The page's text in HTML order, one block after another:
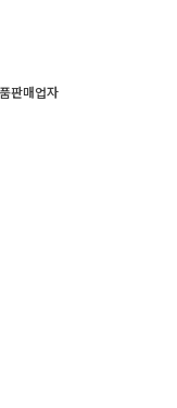
판매업자